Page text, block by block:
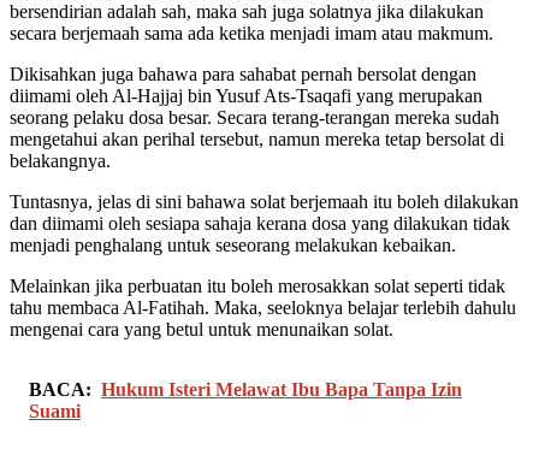
bersendirian adalah sah, maka sah juga solatnya jika dilakukan
secara berjemaah sama ada ketika menjadi imam atau makmum.
Dikisahkan juga bahawa para sahabat pernah bersolat dengan
diimami oleh Al-Hajjaj bin Yusuf Ats-Tsaqafi yang merupakan
seorang pelaku dosa besar. Secara terang-terangan mereka sudah
mengetahui akan perihal tersebut, namun mereka tetap bersolat di
belakangnya.
Tuntasnya, jelas di sini bahawa solat berjemaah itu boleh dilakukan
dan diimami oleh sesiapa sahaja kerana dosa yang dilakukan tidak
menjadi penghalang untuk seseorang melakukan kebaikan.
Melainkan jika perbuatan itu boleh merosakkan solat seperti tidak
tahu membaca Al-Fatihah. Maka, seeloknya belajar terlebih dahulu
mengenai cara yang betul untuk menunaikan solat.
BACA: Hukum Isteri Melawat Ibu Bapa Tanpa Izin
Suami